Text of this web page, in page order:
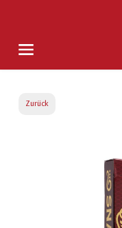
Zurück
Bildergalerie überspringen